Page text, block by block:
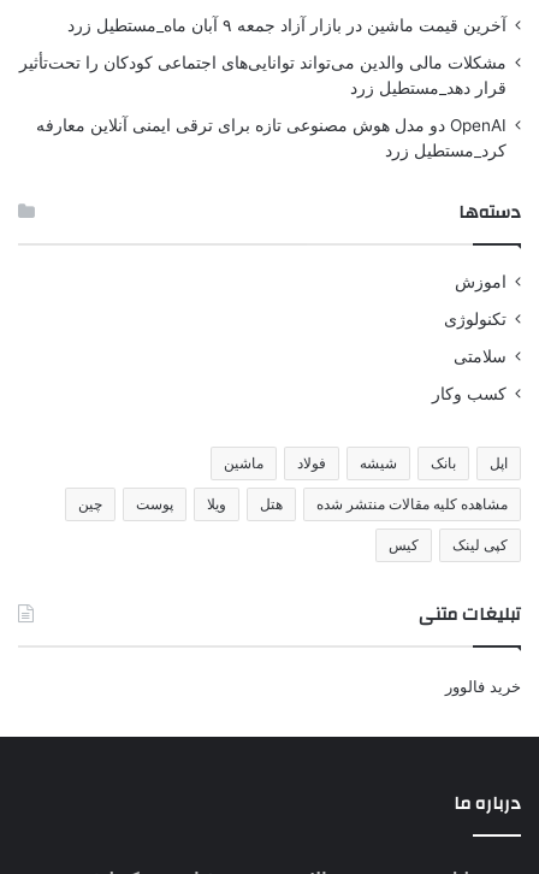
آخرین قیمت ماشین در بازار آزاد جمعه ۹ آبان ماه_مستطیل زرد
مشکلات مالی والدین می‌تواند توانایی‌های اجتماعی کودکان را تحت‌تأثیر
قرار دهد_مستطیل زرد
OpenAI دو مدل هوش مصنوعی تازه برای ترقی ایمنی آنلاین معارفه
کرد_مستطیل زرد
دسته‌ها
اموزش
تکنولوژی
سلامتی
کسب وکار
اپل بانک شیشه فولاد ماشین
مشاهده کلیه مقالات منتشر شده هتل ویلا پوست چین
کپی لینک کیس
تبلیغات متنی
خرید فالوور
درباره ما